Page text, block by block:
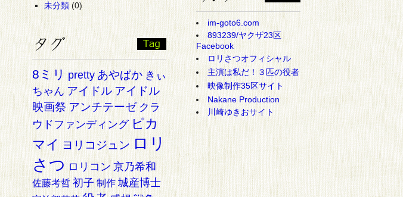
未分類(0)
8ミリ pretty あやぱか きぃ
ちゃん アイドル アイドル
映画祭アンチテーゼ クラ
ウドファンディング ピカ
マイ ヨリコジュン ロリ
さつ ロリコン 京乃希和
佐藤考哲 初子 制作 城産博士
im-goto6.com
893239/ヤクザ23区
Facebook
ロリさつオフィシャル
主演は私だ！３匹の役者
映像制作35区サイト
Nakane Production
川崎ゆきおサイト